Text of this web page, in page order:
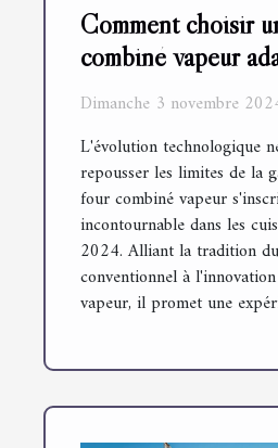
Comment choisir
combiné vapeur
besoins en 2024
Dimanche 3 novembre
L'évolution technologique
repousser les limites de la
four combiné vapeur
incontournable dans les
2024. Alliant la tradition
conventionnel à
vapeur, il promet une